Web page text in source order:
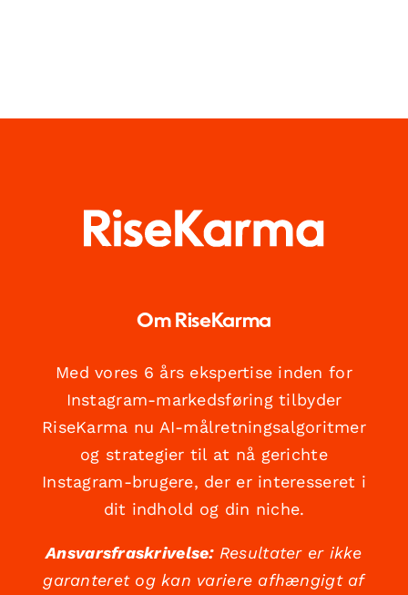
Om RiseKarma
Med vores 6 års ekspertise inden for
Instagram-markedsføring tilbyder
RiseKarma nu AI-målretningsalgoritmer
og strategier til at nå gerichte
Instagram-brugere, der er interesseret i
dit indhold og din niche.
Ansvarsfraskrivelse:Resultater er ikke
garanteret og kan variere afhængigt af